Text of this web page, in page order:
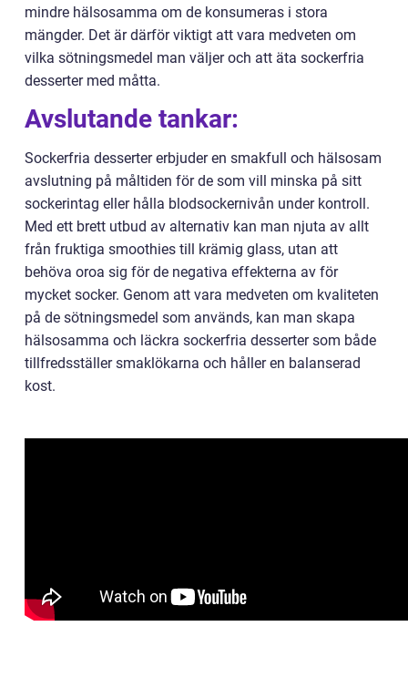
mindre hälsosamma om de konsumeras i stora
mängder. Det är därför viktigt att vara medveten om
vilka sötningsmedel man väljer och att äta sockerfria
desserter med måtta.
Avslutande tankar:
Sockerfria desserter erbjuder en smakfull och hälsosam
avslutning på måltiden för de som vill minska på sitt
sockerintag eller hålla blodsockernivån under kontroll.
Med ett brett utbud av alternativ kan man njuta av allt
från fruktiga smoothies till krämig glass, utan att
behöva oroa sig för de negativa effekterna av för
mycket socker. Genom att vara medveten om kvaliteten
på de sötningsmedel som används, kan man skapa
hälsosamma och läckra sockerfria desserter som både
tillfredsställer smaklökarna och håller en balanserad
kost.